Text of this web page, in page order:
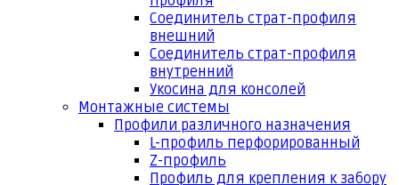
Соединитель страт-профиля
внешний
Соединитель страт-профиля
внутренний
Укосина для консолей
Монтажные системы
Профили различного назначения
L-профиль перфорированный
Z-профиль
Профиль для крепления к забору